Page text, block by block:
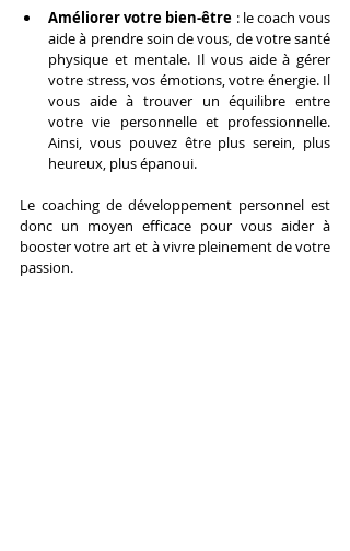
Améliorer votre bien-être : le coach vous
aide à prendre soin de vous, de votre santé
physique et mentale. Il vous aide à gérer
votre stress, vos émotions, votre énergie. Il
vous aide à trouver un équilibre entre
votre vie personnelle et professionnelle.
Ainsi, vous pouvez être plus serein, plus
heureux, plus épanoui.
Le coaching de développement personnel est
donc un moyen efficace pour vous aider à
booster votre art et à vivre pleinement de votre
passion.